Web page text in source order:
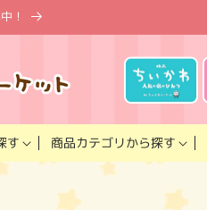
！
す 商品カテゴリから探す